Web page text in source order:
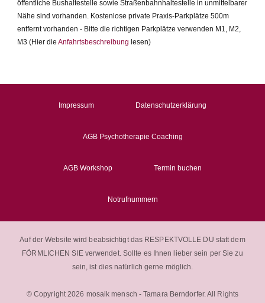
öffentliche Bushaltestelle sowie Straßenbahnhaltestelle in unmittelbarer
Nähe sind vorhanden. Kostenlose private Praxis-Parkplätze 500m
entfernt vorhanden - Bitte die richtigen Parkplätze verwenden M1, M2,
M3 (Hier die Anfahrtsbeschreibung lesen)
Impressum Datenschutzerklärung
AGB Psychotherapie Coaching
AGB Workshop Termin buchen
Notrufnummern
Auf der Website wird beabsichtigt das RESPEKTVOLLE DU statt dem
FÖRMLICHEN SIE verwendet. Sollte es Ihnen lieber sein per Sie zu
sein, ist dies natürlich gerne möglich.
© Copyright 2026 mosaik mensch - Tamara Berndorfer. All Rights